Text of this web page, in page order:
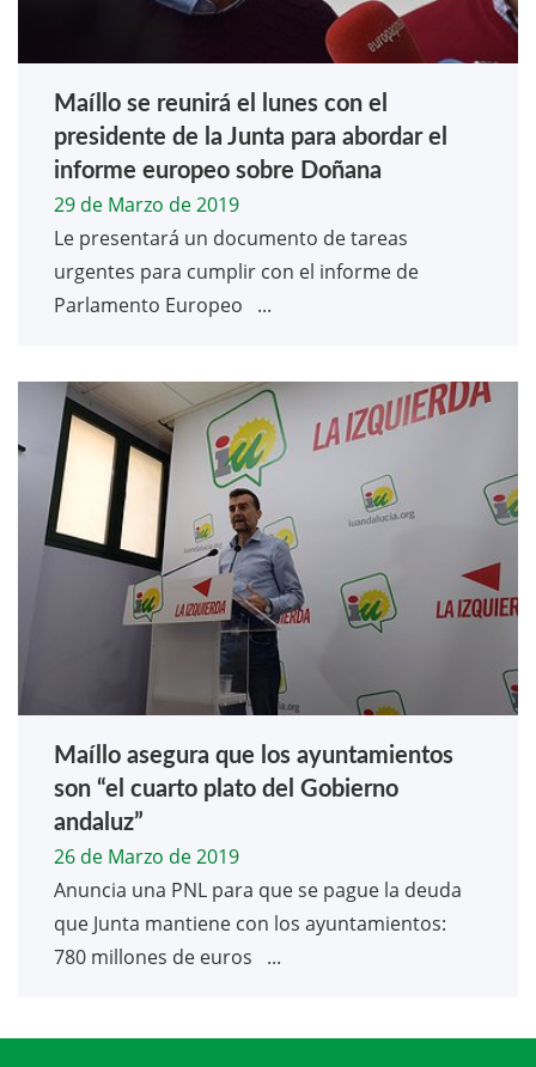
Maíllo se reunirá el lunes con el
presidente de la Junta para abordar el
informe europeo sobre Doñana
29 de Marzo de 2019
Le presentará un documento de tareas
urgentes para cumplir con el informe de
Parlamento Europeo ...
Maíllo asegura que los ayuntamientos
son “el cuarto plato del Gobierno
andaluz”
26 de Marzo de 2019
Anuncia una PNL para que se pague la deuda
que Junta mantiene con los ayuntamientos:
780 millones de euros ...